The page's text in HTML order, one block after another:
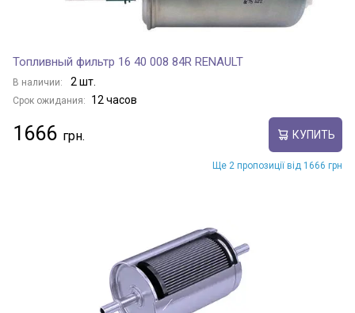
Топливный фильтр 16 40 008 84R RENAULT
В наличии: 2 шт.
Срок ожидания: 12 часов
1666 КУПИТЬ
Ще 2 пропозиції від 1666 грн